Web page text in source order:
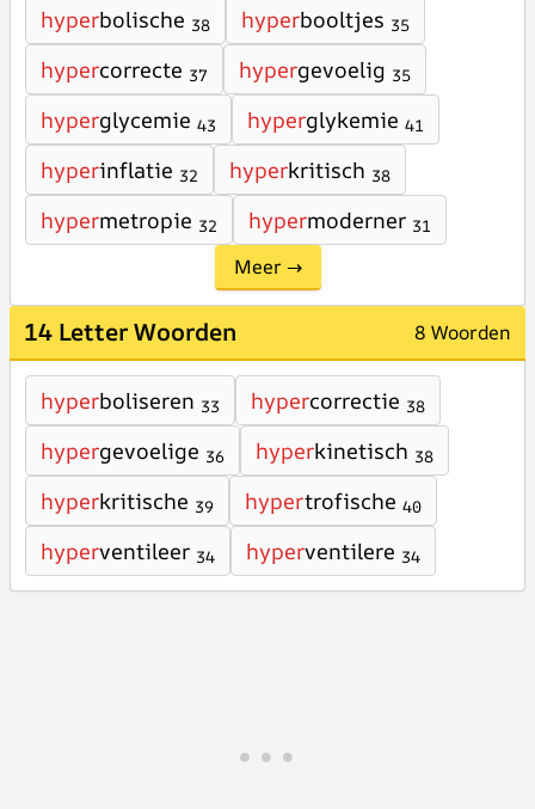
hyperbolische 38 hyperbooltjes 35
hypercorrecte 37 hypergevoelig 35
hyperglycemie 43 hyperglykemie 41
hyperinflatie 32 hyperkritisch 38
hypermetropie 32 hypermoderner 31
Meer →
14 Letter Woorden 8 Woorden
hyperboliseren 33 hypercorrectie 38
hypergevoelige 36 hyperkinetisch 38
hyperkritische 39 hypertrofische 40
hyperventileer 34 hyperventilere 34